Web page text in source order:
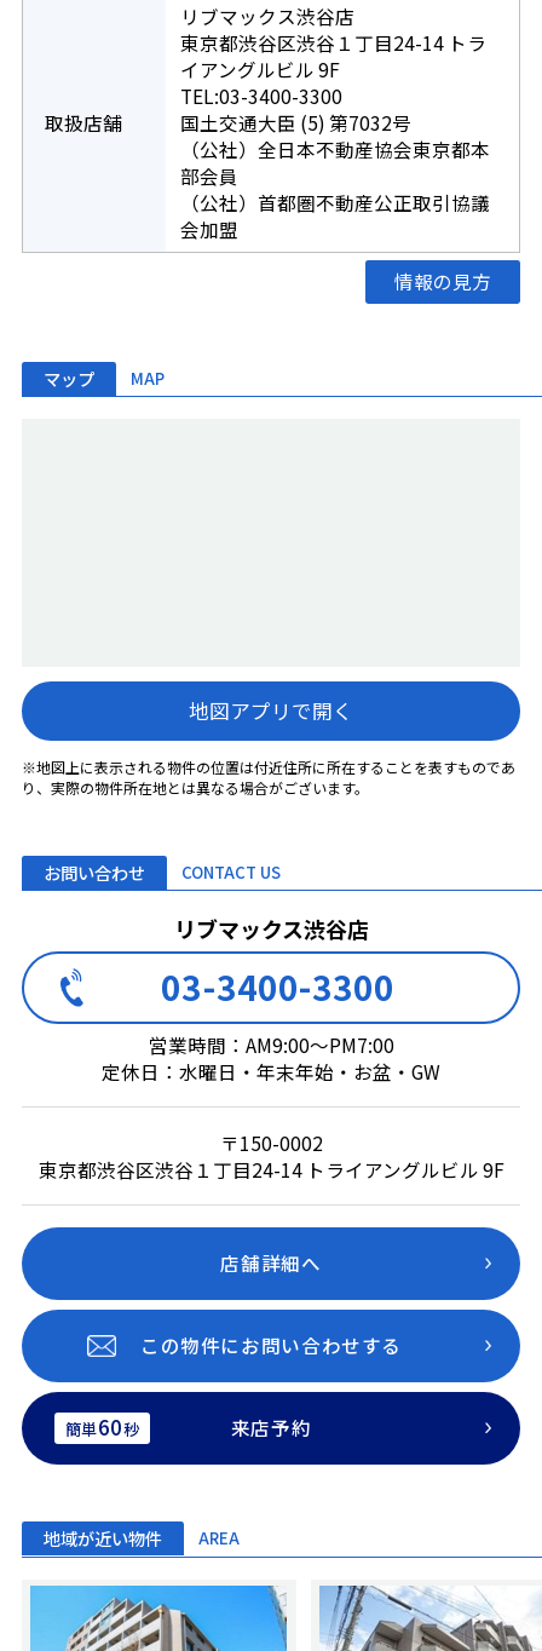
取扱店舗
リブマックス渋谷店
東京都渋谷区渋谷１丁目24-14 トラ
イアングルビル 9F
TEL:03-3400-3300
国土交通大臣 (5) 第7032号
（公社）全日本不動産協会東京都本
部会員
（公社）首都圏不動産公正取引協議
会加盟
情報の見方
マップ MAP
地図アプリで開く
※地図上に表示される物件の位置は付近住所に所在することを表すものであ
り、実際の物件所在地とは異なる場合がございます。
お問い合わせ CONTACT US
リブマックス渋谷店
03-3400-3300
営業時間：AM9:00～PM7:00
定休日：水曜日・年末年始・お盆・GW
〒150-0002
東京都渋谷区渋谷１丁目24-14 トライアングルビル 9F
店舗詳細へ
この物件にお問い合わせする
簡単60秒 来店予約
地域が近い物件 AREA